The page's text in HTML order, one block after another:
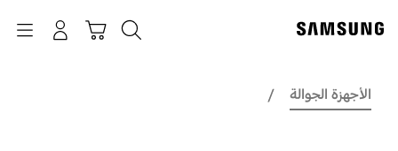
الأجهزة الجوالة